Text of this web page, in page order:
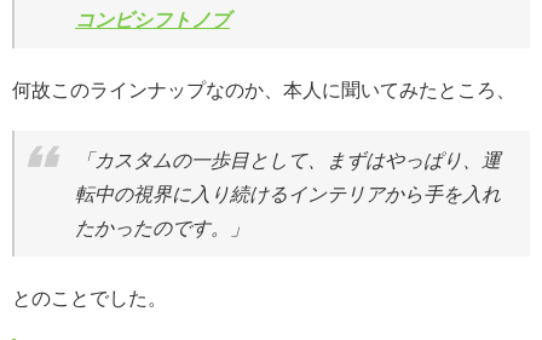
コンビシフトノブ
何故このラインナップなのか、本人に聞いてみたところ、
「カスタムの一歩目として、まずはやっぱり、運
転中の視界に入り続けるインテリアから手を入れ
たかったのです。」
とのことでした。